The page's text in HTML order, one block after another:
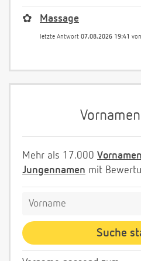
✿ Massage
letzte Antwort 07.08.2026 19:41 von
Mehr als 17.000 Vornamen
Jungennamen mit